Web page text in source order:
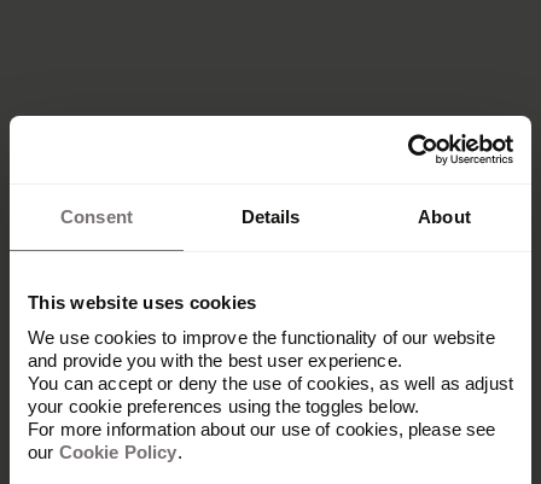
Consent Details About
This website uses cookies
We use cookies to improve the functionality of our website
and provide you with the best user experience.
You can accept or deny the use of cookies, as well as adjust
your cookie preferences using the toggles below.
For more information about our use of cookies, please see
our Cookie Policy.
Un résultat motivant
La solution intuitive de Frontify a permis à
l’équipe de la marque de Nationwide de créer un
espace dynamique et centralisé pour leur